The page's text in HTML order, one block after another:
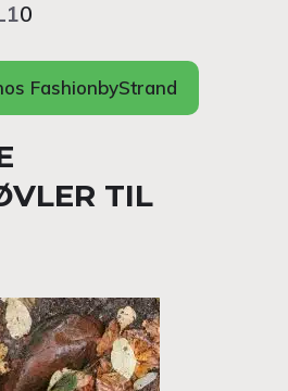
0
FashionbyStrand
TIL